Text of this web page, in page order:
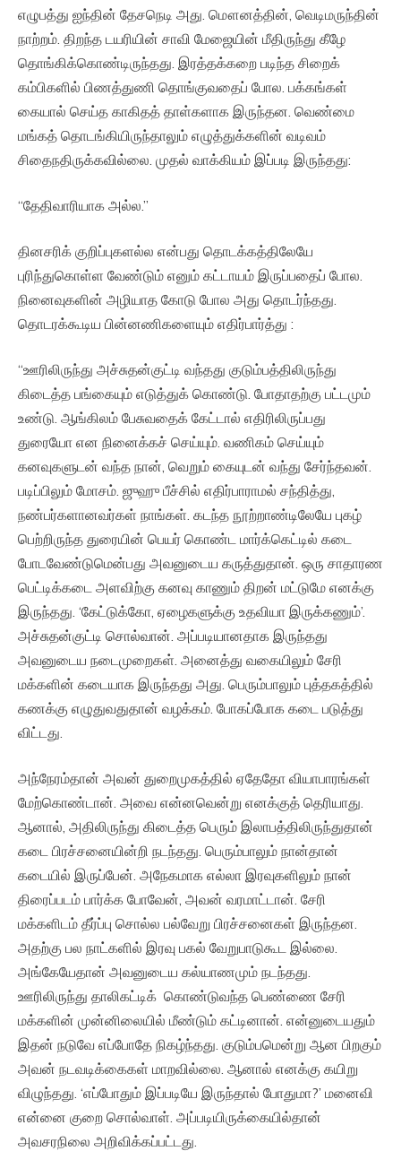
எழுபத்து ஐந்தின் தேசநெடி அது. மௌனத்தின், வெடிமருந்தின்
நாற்றம். திறந்த டயரியின் சாவி மேஜையின் மீதிருந்து கீழே
தொங்கிக்கொண்டிருந்தது. இரத்தக்கறை படிந்த சிறைக்
கம்பிகளில் பிணத்துணி தொங்குவதைப் போல. பக்கங்கள்
கையால் செய்த காகிதத் தாள்களாக இருந்தன. வெண்மை
மங்கத் தொடங்கியிருந்தாலும் எழுத்துக்களின் வடிவம்
சிதைநதிருக்கவில்லை. முதல் வாக்கியம் இப்படி இருந்தது:
“தேதிவாரியாக அல்ல.”
தினசரிக் குறிப்புகளல்ல என்பது தொடக்கத்திலேயே
புரிந்துகொள்ள வேண்டும் எனும் கட்டாயம் இருப்பதைப் போல.
நினைவுகளின் அழியாத கோடு போல அது தொடர்ந்தது.
தொடரக்கூடிய பின்னணிகளையும் எதிர்பார்த்து :
“ஊரிலிருந்து அச்சுதன்குட்டி வந்தது குடும்பத்திலிருந்து
கிடைத்த பங்கையும் எடுத்துக் கொண்டு. போதாதற்கு பட்டமும்
உண்டு. ஆங்கிலம் பேசுவதைக் கேட்டால் எதிரிலிருப்பது
துரையோ என நினைக்கச் செய்யும். வணிகம் செய்யும்
கனவுகளுடன் வந்த நான், வெறும் கையுடன் வந்து சேர்ந்தவன்.
படிப்பிலும் மோசம். ஜுஹு பீச்சில் எதிர்பாராமல் சந்தித்து,
நண்பர்களானவர்கள் நாங்கள். கடந்த நூற்றாண்டிலேயே புகழ்
பெற்றிருந்த துரையின் பெயர் கொண்ட மார்க்கெட்டில் கடை
போடவேண்டுமென்பது அவனுடைய கருத்துதான். ஒரு சாதாரண
பெட்டிக்கடை அளவிற்கு கனவு காணும் திறன் மட்டுமே எனக்கு
இருந்தது. ‘கேட்டுக்கோ, ஏழைகளுக்கு உதவியா இருக்கணும்’.
அச்சுதன்குட்டி சொல்வான். அப்படியானதாக இருந்தது
அவனுடைய நடைமுறைகள். அனைத்து வகையிலும் சேரி
மக்களின் கடையாக இருந்தது அது. பெரும்பாலும் புத்தகத்தில்
கணக்கு எழுதுவதுதான் வழக்கம். போகப்போக கடை படுத்து
விட்டது.
அந்நேரம்தான் அவன் துறைமுகத்தில் ஏதேதோ வியாபாரங்கள்
மேற்கொண்டான். அவை என்னவென்று எனக்குத் தெரியாது.
ஆனால், அதிலிருந்து கிடைத்த பெரும் இலாபத்திலிருந்துதான்
கடை பிரச்சனையின்றி நடந்தது. பெரும்பாலும் நான்தான்
கடையில் இருப்பேன். அநேகமாக எல்லா இரவுகளிலும் நான்
திரைப்படம் பார்க்க போவேன், அவன் வரமாட்டான். சேரி
மக்களிடம் தீர்ப்பு சொல்ல பல்வேறு பிரச்சனைகள் இருந்தன.
அதற்கு பல நாட்களில் இரவு பகல் வேறுபாடுகூட இல்லை.
அங்கேயேதான் அவனுடைய கல்யாணமும் நடந்தது.
ஊரிலிருந்து தாலிகட்டிக் கொண்டுவந்த பெண்ணை சேரி
மக்களின் முன்னிலையில் மீண்டும் கட்டினான். என்னுடையதும்
இதன் நடுவே எப்போதே நிகழ்ந்தது. குடும்பமென்று ஆன பிறகும்
அவன் நடவடிக்கைகள் மாறவில்லை. ஆனால் எனக்கு கயிறு
விழுந்தது. ‘எப்போதும் இப்படியே இருந்தால் போதுமா?’ மனைவி
என்னை குறை சொல்வாள். அப்படியிருக்கையில்தான்
அவசரநிலை அறிவிக்கப்பட்டது.